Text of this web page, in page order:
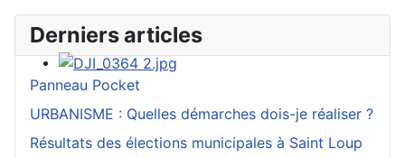
Derniers articles
Panneau Pocket
URBANISME : Quelles démarches dois-je réaliser ?
Résultats des élections municipales à Saint Loup